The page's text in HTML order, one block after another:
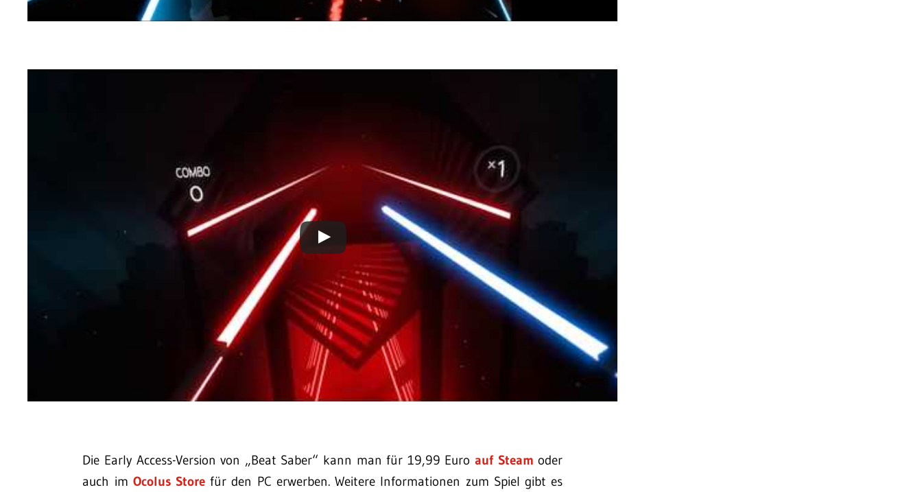
Die Early Access-Version von „Beat Saber“ kann man für 19,99 Euroauf Steam oder
auch im Ocolus Store für den PC erwerben. Weitere Informationen zum Spiel gibt es